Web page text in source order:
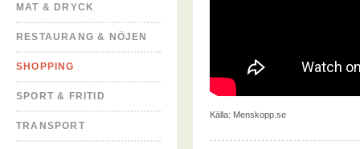
MAT & DRYCK
RESTAURANG & NÖJEN
SHOPPING
SPORT & FRITID
TRANSPORT
Källa: Menskopp.se